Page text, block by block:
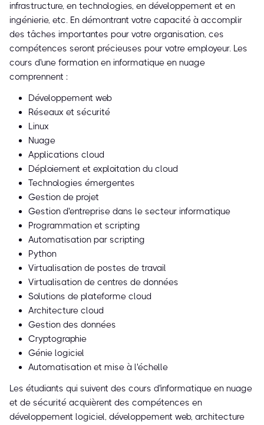
infrastructure, en technologies, en développement et en
ingénierie, etc. En démontrant votre capacité à accomplir
des tâches importantes pour votre organisation, ces
compétences seront précieuses pour votre employeur. Les
cours d'une formation en informatique en nuage
comprennent :
Développement web
Réseaux et sécurité
Linux
Nuage
Applications cloud
Déploiement et exploitation du cloud
Technologies émergentes
Gestion de projet
Gestion d'entreprise dans le secteur informatique
Programmation et scripting
Automatisation par scripting
Python
Virtualisation de postes de travail
Virtualisation de centres de données
Solutions de plateforme cloud
Architecture cloud
Gestion des données
Cryptographie
Génie logiciel
Automatisation et mise à l'échelle
Les étudiants qui suivent des cours d'informatique en nuage
et de sécurité acquièrent des compétences en
développement logiciel, développement web, architecture